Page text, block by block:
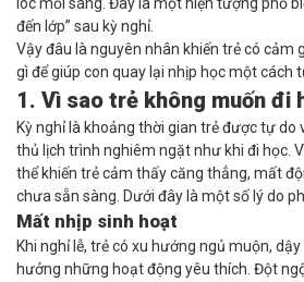
đến lớp” sau kỳ nghỉ.
Vậy đâu là nguyên nhân khiến trẻ có cảm
gì để giúp con quay lại nhịp học một cách
1. Vì sao trẻ không muốn đi
Kỳ nghỉ là khoảng thời gian trẻ được tự do
thủ lịch trình nghiêm ngặt như khi đi học.
thể khiến trẻ cảm thấy căng thẳng, mất
chưa sẵn sàng. Dưới đây là một số lý do
Mất nhịp sinh hoạt
Khi nghỉ lễ, trẻ có xu hướng ngủ muộn,
hưởng những hoạt động yêu thích. Đột